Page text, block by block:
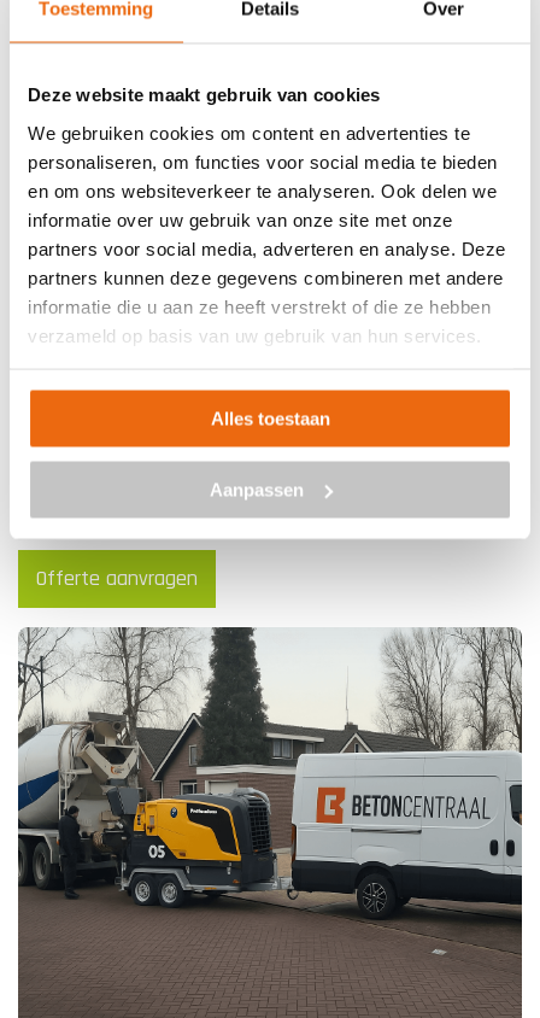
Toestemming Details Over
Deze website maakt gebruik van cookies
We gebruiken cookies om content en advertenties te
personaliseren, om functies voor social media te bieden
en om ons websiteverkeer te analyseren. Ook delen we
informatie over uw gebruik van onze site met onze
partners voor social media, adverteren en analyse. Deze
partners kunnen deze gegevens combineren met andere
informatie die u aan ze heeft verstrekt of die ze hebben
verzameld op basis van uw gebruik van hun services.
Alles toestaan
Aanpassen
Beton laten storten in Hengelo?
Wil je beton bestellen en het laten storten op jouw
gewenste locatie in Hengelo? Betoncentraal is de ideale
partner voor alles met betrekking tot beton. Neem
vrijblijvend contact met ons op via
of0299 – 820 990
meer informatie over de mogelijkheden? Ook dan kan je
uiteraard contact opnemen met ons. Wij zijn je graag van
Offerte aanvragen